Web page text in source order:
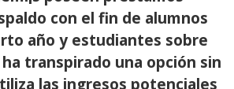
con el fin de alumnos
año y estudiantes sobre
transpirado una opción sin
las ingresos potenciales